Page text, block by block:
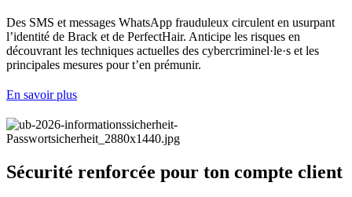
Des SMS et messages WhatsApp frauduleux circulent en usurpant
l’identité de Brack et de PerfectHair. Anticipe les risques en
découvrant les techniques actuelles des cybercriminel·le·s et les
principales mesures pour t’en prémunir.
En savoir plus
Sécurité renforcée pour ton compte client